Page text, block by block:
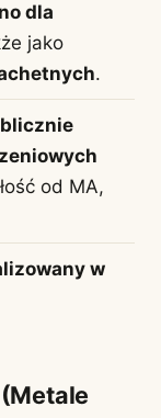
dla
jako
.
od MA,
w